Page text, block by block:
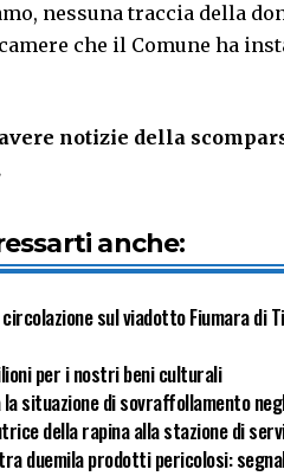
nessuna traccia della
che il Comune ha
notizie della
anche:
sul viadotto Fiumara di
per i nostri beni culturali
situazione di sovraffollamento
della rapina alla stazione di
duemila prodotti pericolosi: